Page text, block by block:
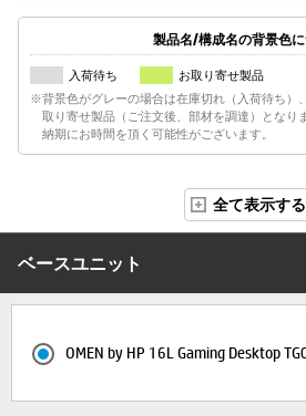
製品名/構成名の背景色
入荷待ち
お取り寄せ製品
※背景色がグレーの場合は在庫切れ（入荷待ち）
取り寄せ製品（ご注文後、部材を調達）となり
納期にお時間を頂く可能性がございます。
全て表示する
ベースユニット
OMEN by HP 16L Gaming Desktop